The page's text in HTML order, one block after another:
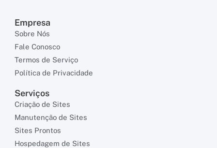
Empresa
Sobre Nós
Fale Conosco
Termos de Serviço
Política de Privacidade
Serviços
Criação de Sites
Manutenção de Sites
Sites Prontos
Hospedagem de Sites